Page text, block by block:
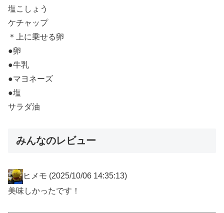
塩こしょう
ケチャップ
＊上に乗せる卵
●卵
●牛乳
●マヨネーズ
●塩
サラダ油
みんなのレビュー
ヒメモ (2025/10/06 14:35:13)
美味しかったです！